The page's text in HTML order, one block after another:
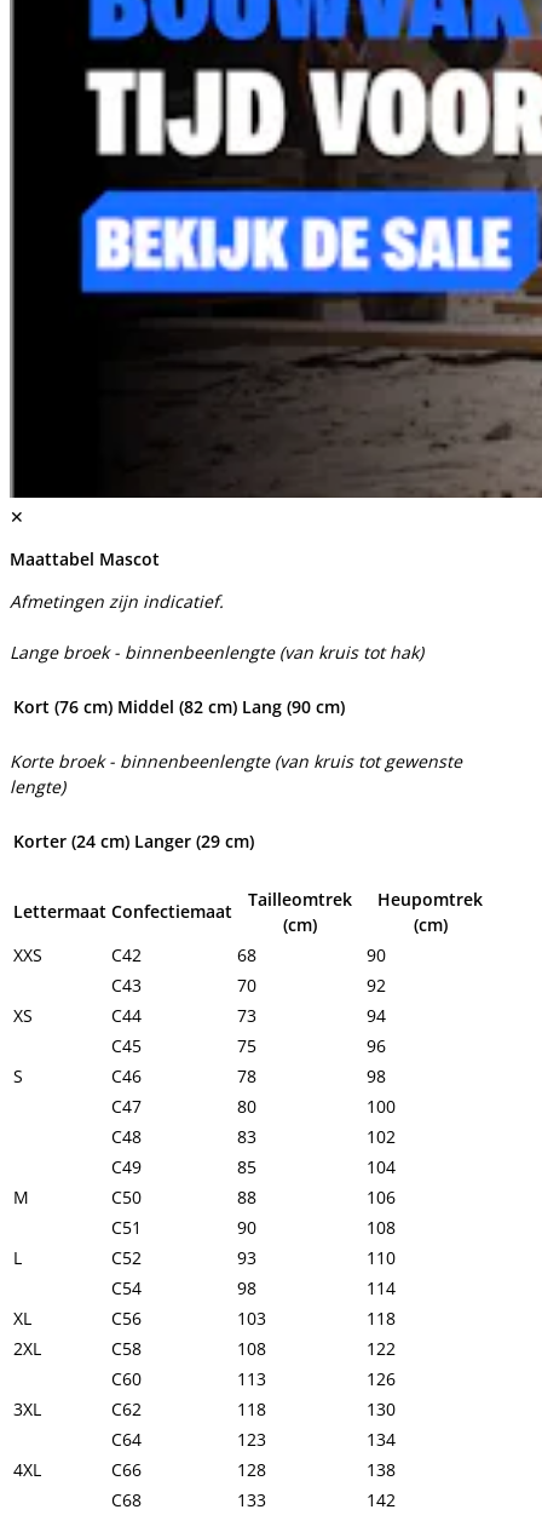
✕
Maattabel Mascot
Afmetingen zijn indicatief.
Lange broek - binnenbeenlengte (van kruis tot hak)
Kort (76 cm) Middel (82 cm) Lang (90 cm)
Korte broek - binnenbeenlengte (van kruis tot gewenste
lengte)
Korter (24 cm) Langer (29 cm)
Lettermaat Confectiemaat
Tailleomtrek
(cm)
Heupomtrek
(cm)
XXS
C42 68
90
C43
70
92
XS
C44 73
94
C45
75
96
S
C46 78
98
C47
80
100
C48
83
102
C49
85
104
M
C50 88
106
C51
90
108
L
C52 93
110
C54
98
114
XL
C56 103
118
2XL
C58 108
122
C60
113
126
3XL
C62 118
130
C64
123
134
4XL
C66 128
138
C68
133
142